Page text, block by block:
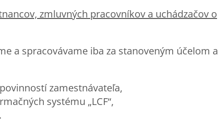
zmluvných pracovníkov a uchádzačov o
a spracovávame iba za stanoveným účelom a
zamestnávateľa,
systému „LCF“,